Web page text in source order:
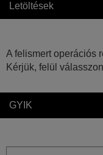
Letöltések
A felismert operációs
Kérjük, felül
GYIK